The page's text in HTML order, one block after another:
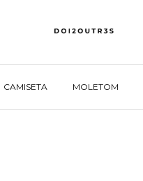
CAMISETA MOLETOM